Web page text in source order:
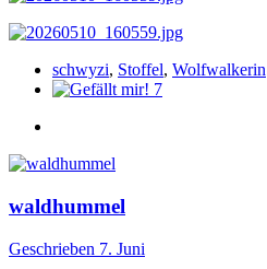
schwyzi, Stoffel, Wolfwalkerin
7
waldhummel
Geschrieben 7. Juni